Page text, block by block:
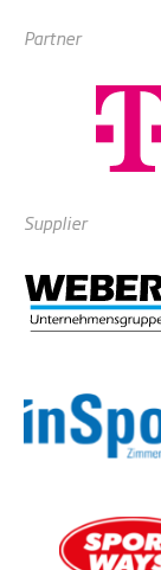
Partner
Supplier